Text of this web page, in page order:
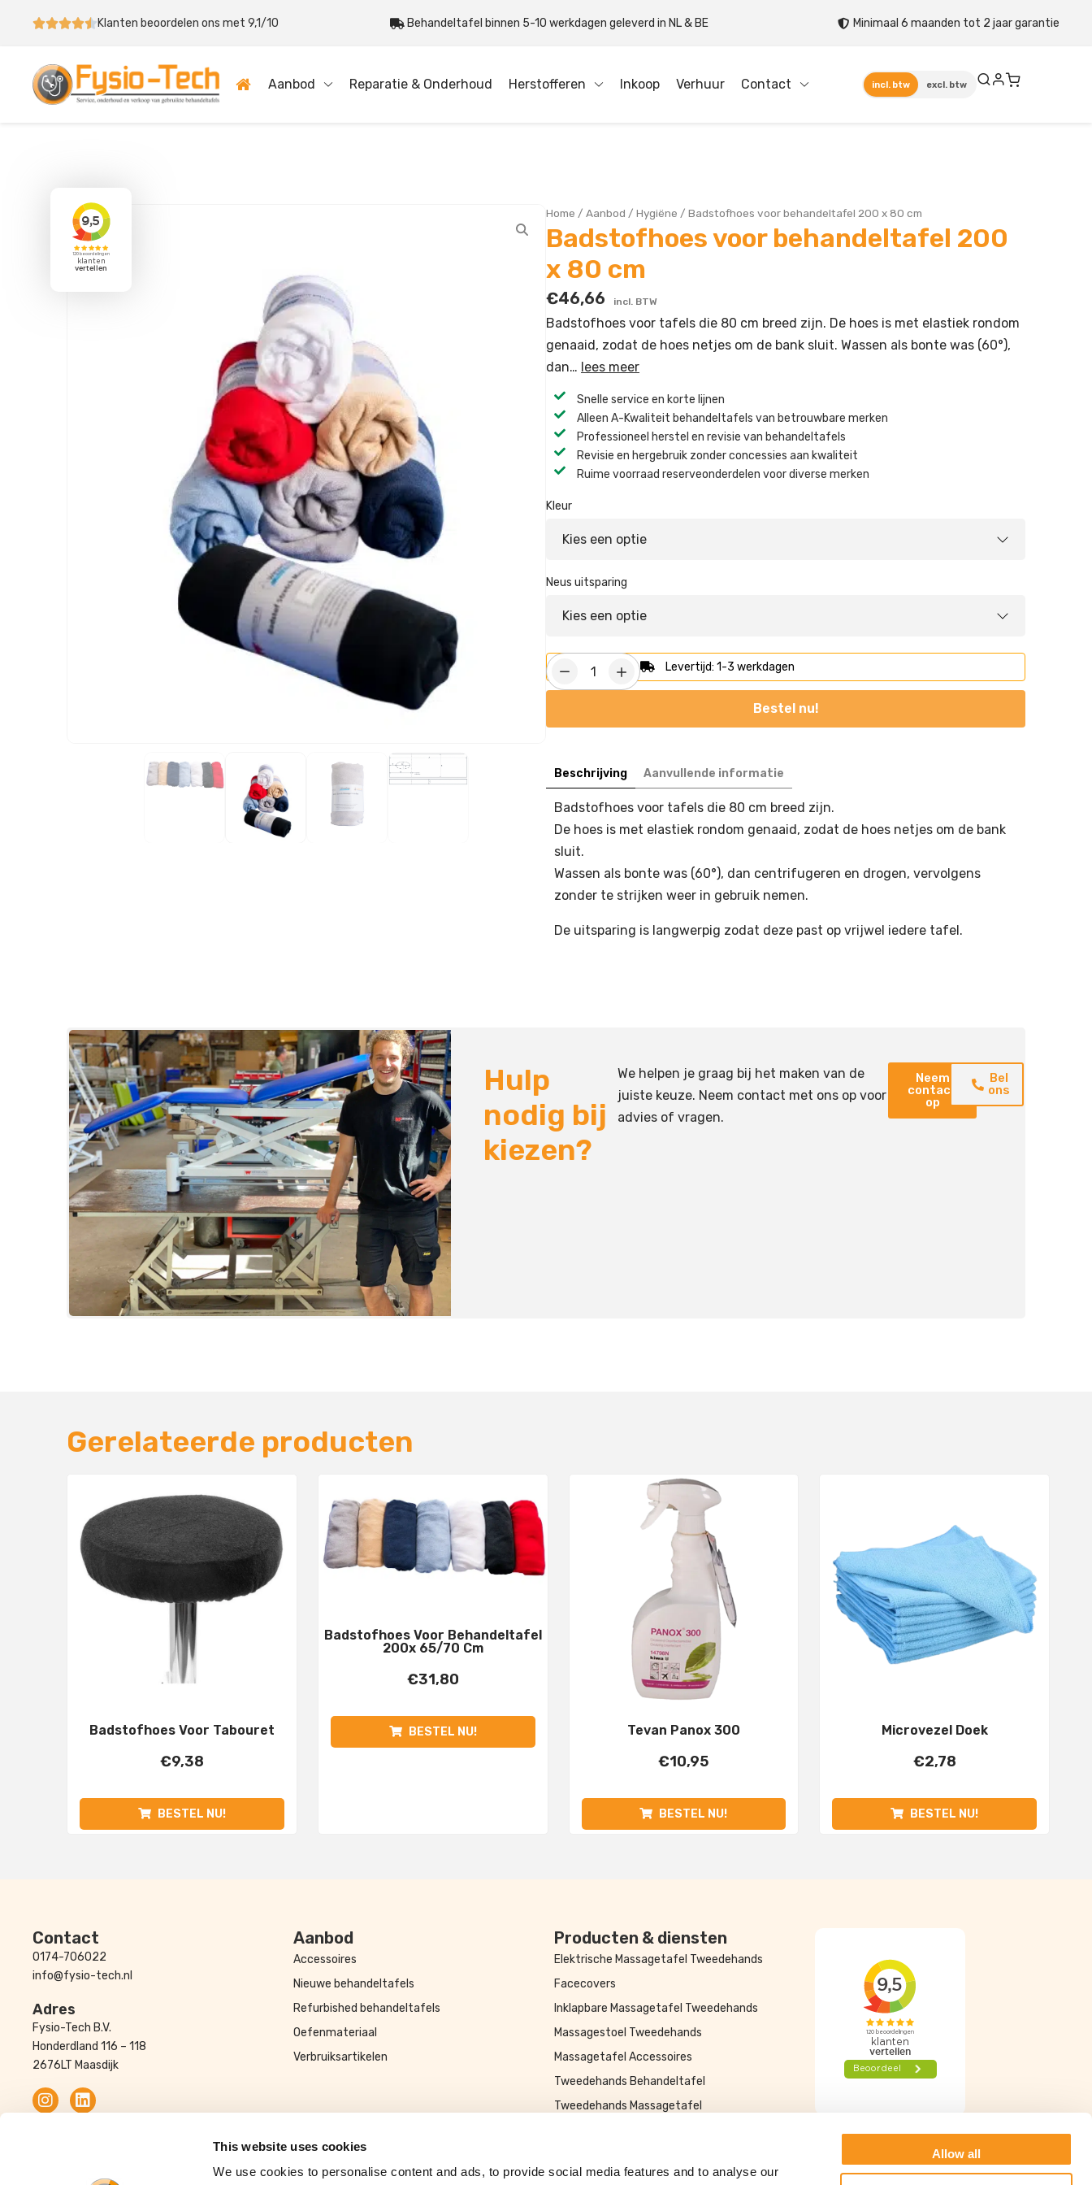
This website uses cookies
We use cookies to personalise content and ads, to provide social media features and to analyse our
Allow all
Klanten beoordelen ons met 9,1/10 Behandeltafel binnen 5-10 werkdagen geleverd in NL & BE Minimaal 6 maanden tot 2 jaar garantie
Aanbod Reparatie & Onderhoud Herstofferen Inkoop Verhuur Contact incl. btw excl. btw
Home / Aanbod / Hygiëne / Badstofhoes voor behandeltafel 200 x 80 cm
Badstofhoes voor behandeltafel 200
x 80 cm
€46,66 incl. BTW
Badstofhoes voor tafels die 80 cm breed zijn. De hoes is met elastiek rondom
genaaid, zodat de hoes netjes om de bank sluit. Wassen als bonte was (60°),
dan… lees meer
Snelle service en korte lijnen
Alleen A-Kwaliteit behandeltafels van betrouwbare merken
Professioneel herstel en revisie van behandeltafels ​
Revisie en hergebruik zonder concessies aan kwaliteit ​
Ruime voorraad reserveonderdelen voor diverse merken ​
Kleur
Neus uitsparing
Bestel nu!
Levertijd: 1-3 werkdagen
Beschrijving Aanvullende informatie
Badstofhoes voor tafels die 80 cm breed zijn.
De hoes is met elastiek rondom genaaid, zodat de hoes netjes om de bank
sluit.
Wassen als bonte was (60°), dan centrifugeren en drogen, vervolgens
zonder te strijken weer in gebruik nemen.
De uitsparing is langwerpig zodat deze past op vrijwel iedere tafel.
Hulp
nodig bij
kiezen?
We helpen je graag bij het maken van de
juiste keuze. Neem contact met ons op voor
advies of vragen.
Neem
contact
op
Bel
ons
Gerelateerde producten
Badstofhoes Voor Tabouret
€9,38
BESTEL NU!
Badstofhoes Voor Behandeltafel
200x 65/70 Cm
€31,80
BESTEL NU! Tevan Panox 300
€10,95
BESTEL NU!
Microvezel Doek
€2,78
BESTEL NU!
Contact
0174-706022
info@fysio-tech.nl
Adres
Fysio-Tech B.V.
Honderdland 116 – 118
2676LT Maasdijk
Aanbod
Accessoires
Nieuwe behandeltafels
Refurbished behandeltafels
Oefenmateriaal
Verbruiksartikelen
Producten & diensten
Elektrische Massagetafel Tweedehands
Facecovers
Inklapbare Massagetafel Tweedehands
Massagestoel Tweedehands
Massagetafel Accessoires
Tweedehands Behandeltafel
Tweedehands Massagetafel
Privacy Statement